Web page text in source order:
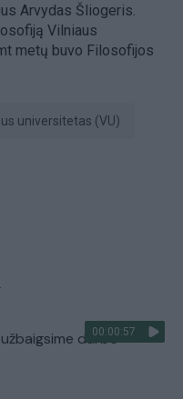
Arvydas Šliogeris.
Vilniaus
metų buvo Filosofijos
universitetas (VU)
00:00:57
darbo